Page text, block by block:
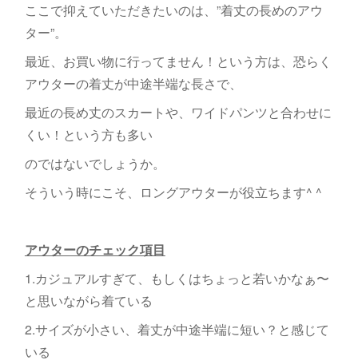
ここで抑えていただきたいのは、”着丈の長めのアウ
ター”。
最近、お買い物に行ってません！という方は、恐らく
アウターの着丈が中途半端な長さで、
最近の長め丈のスカートや、ワイドパンツと合わせに
くい！という方も多い
のではないでしょうか。
そういう時にこそ、ロングアウターが役立ちます^ ^
アウターのチェック項目
1.カジュアルすぎて、もしくはちょっと若いかなぁ〜
と思いながら着ている
2.サイズが小さい、着丈が中途半端に短い？と感じて
いる